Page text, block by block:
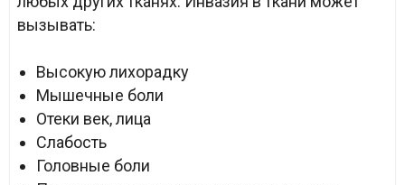
вызывать:
Высокую лихорадку
Мышечные боли
Отеки век, лица
Слабость
Головные боли